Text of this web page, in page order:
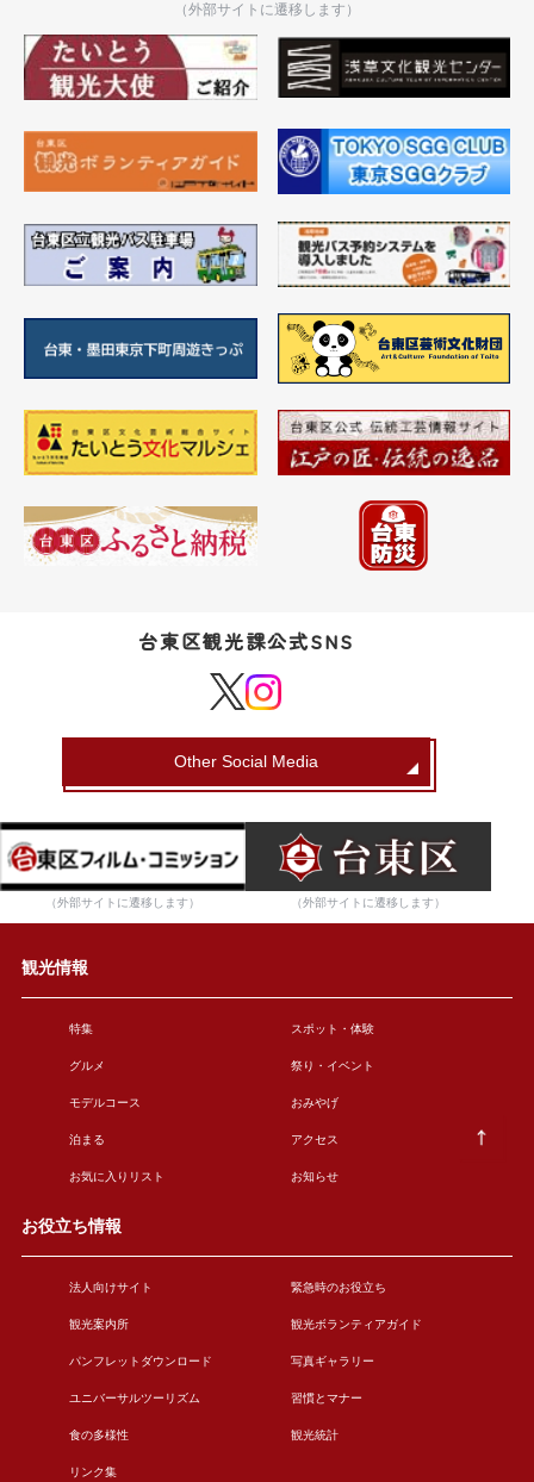
（外部サイトに遷移します）
台東区観光課公式SNS
Other Social Media
（外部サイトに遷移します） （外部サイトに遷移します）
観光情報
特集 スポット・体験
グルメ 祭り・イベント
モデルコース おみやげ
泊まる アクセス
お気に入りリスト お知らせ
お役立ち情報
法人向けサイト 緊急時のお役立ち
観光案内所 観光ボランティアガイド
パンフレットダウンロード 写真ギャラリー
ユニバーサルツーリズム 習慣とマナー
食の多様性 観光統計
リンク集